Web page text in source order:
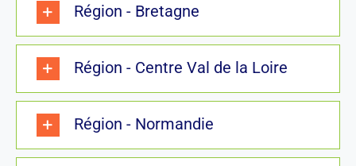
Région - Bretagne
Région - Centre Val de la Loire
Région - Normandie